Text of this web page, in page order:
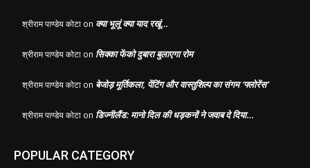
श्रीराम पाण्डेय कोटा on क्या भूलूं क्या याद रखूं…
श्रीराम पाण्डेय कोटा on सिक्का फेंको दुबारा बुलाएगा रोम
श्रीराम पाण्डेय कोटा on बेजोड़ मूर्तिकला, पेंटिंग और वास्तुशिल्प का संगम ‘फ्लोरेंस’
श्रीराम पाण्डेय कोटा on डिज्नीलैंड: मानो दिल की धड़कनों ने जवाब दे दिया…
POPULAR CATEGORY